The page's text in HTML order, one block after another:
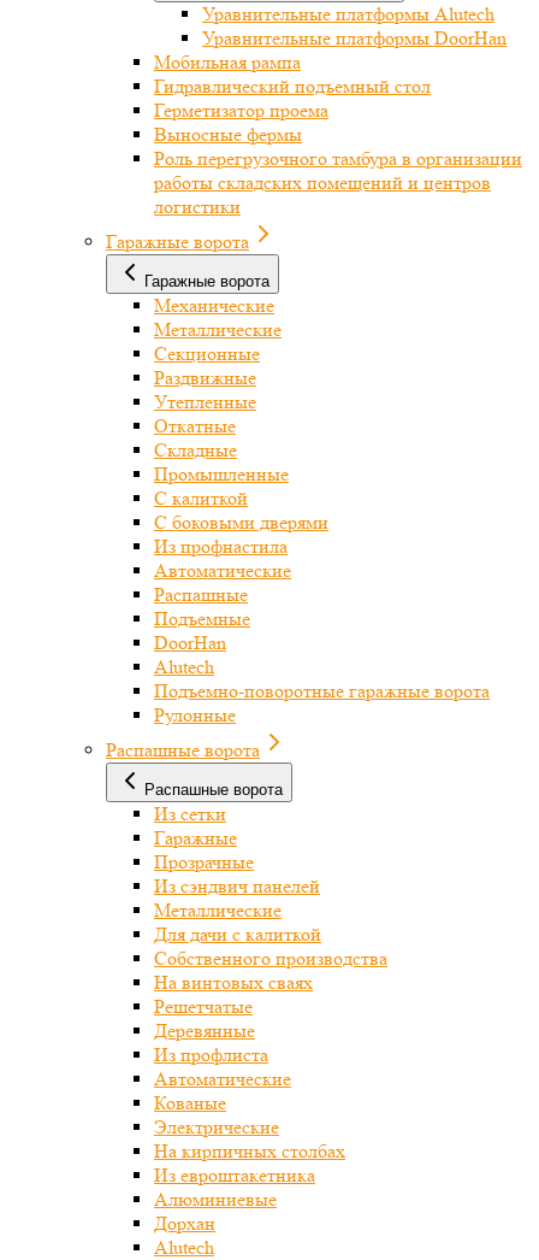
Уравнительные платформы Alutech
Уравнительные платформы DoorHan
Мобильная рампа
Гидравлический подъемный стол
Герметизатор проема
Выносные фермы
Роль перегрузочного тамбура в организации
работы складских помещений и центров
логистики
Гаражные ворота
Гаражные ворота
Механические
Металлические
Секционные
Раздвижные
Утепленные
Откатные
Складные
Промышленные
С калиткой
С боковыми дверями
Из профнастила
Автоматические
Распашные
Подъемные
DoorHan
Alutech
Подъемно-поворотные гаражные ворота
Рулонные
Распашные ворота
Распашные ворота
Из сетки
Гаражные
Прозрачные
Из сэндвич панелей
Металлические
Для дачи с калиткой
Собственного производства
На винтовых сваях
Решетчатые
Деревянные
Из профлиста
Автоматические
Кованые
Электрические
На кирпичных столбах
Из евроштакетника
Алюминиевые
Дорхан
Alutech